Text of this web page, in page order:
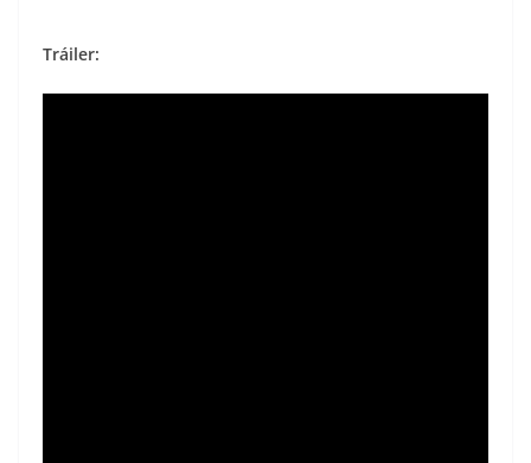
Tráiler: